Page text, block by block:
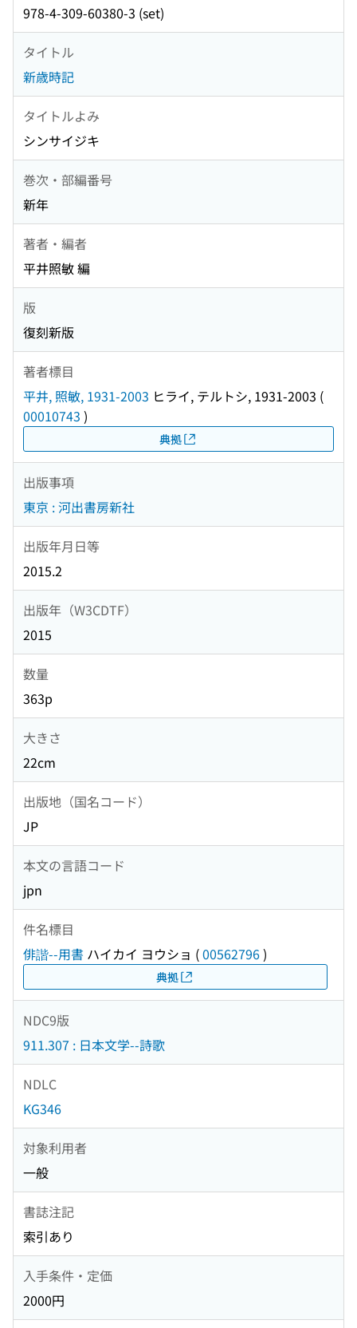
978-4-309-60380-3 (set)
タイトル
新歳時記
タイトルよみ
シンサイジキ
巻次・部編番号
新年
著者・編者
平井照敏 編
版
復刻新版
著者標目
平井, 照敏, 1931-2003 ヒライ, テルトシ, 1931-2003 (
00010743 )
典拠
出版事項
東京 : 河出書房新社
出版年月日等
2015.2
出版年（W3CDTF）
2015
数量
363p
大きさ
22cm
出版地（国名コード）
JP
本文の言語コード
jpn
件名標目
俳諧--用書 ハイカイ ヨウショ (00562796)
典拠
NDC9版
911.307 : 日本文学--詩歌
NDLC
KG346
対象利用者
一般
書誌注記
索引あり
入手条件・定価
2000円